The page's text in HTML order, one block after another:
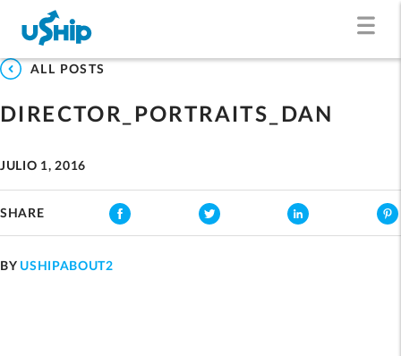
ALL POSTS
DIRECTOR_PORTRAITS_DAN
JULIO 1, 2016
SHARE
BY USHIPABOUT2